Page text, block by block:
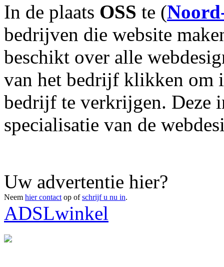
In de plaats OSS te (
bedrijven die website
beschikt over alle
van het bedrijf klikken om
bedrijf te verkrijgen. Deze
specialisatie van de
Uw advertentie hier?
Neem hier contact op ofschrijf u nu in.
ADSLwinkel